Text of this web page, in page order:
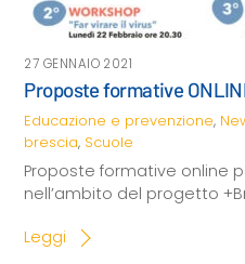
27 GENNAIO 2021
Proposte formative
Educazione e prevenzione,
brescia, Scuole
Proposte formative online
nell’ambito del progetto
Leggi